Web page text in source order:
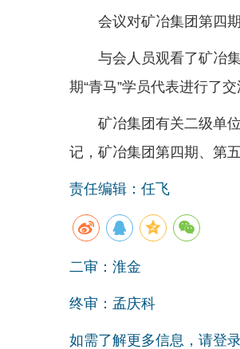
会议对矿冶集团第四
与会人员观看了矿冶
期“青马”学员代表进行了交
矿冶集团有关二级单
记，矿冶集团第四期、第
责任编辑：任飞
二审：淮金
终审：孟庆科
如需了解更多信息，请登